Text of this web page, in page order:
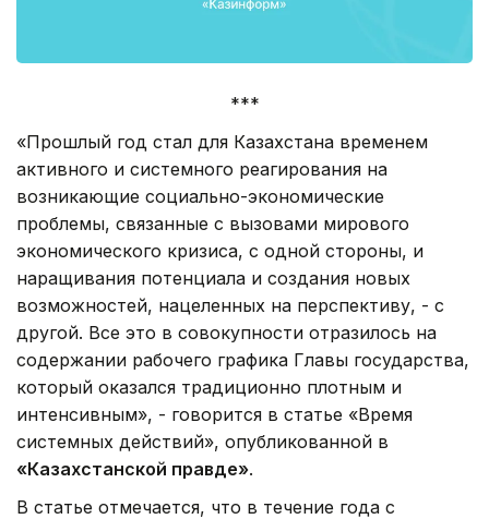
***
«Прошлый год стал для Казахстана временем
активного и системного реагирования на
возникающие социально-экономические
проблемы, связанные с вызовами мирового
экономического кризиса, с одной стороны, и
наращивания потенциала и создания новых
возможностей, нацеленных на перспективу, - с
другой. Все это в совокупности отразилось на
содержании рабочего графика Главы государ­ства,
который оказался традиционно плотным и
интенсивным», - говорится в статье «Время
системных действий», опубликованной в
«Казахстанской правде».
В статье отмечается, что в течение года с